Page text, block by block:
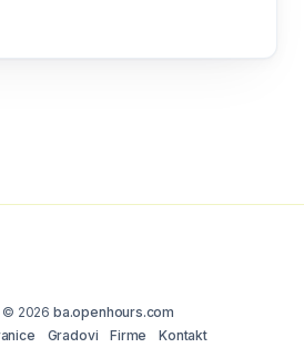
© 2026 ba.openhours.com
Gradovi Firme
Kontakt